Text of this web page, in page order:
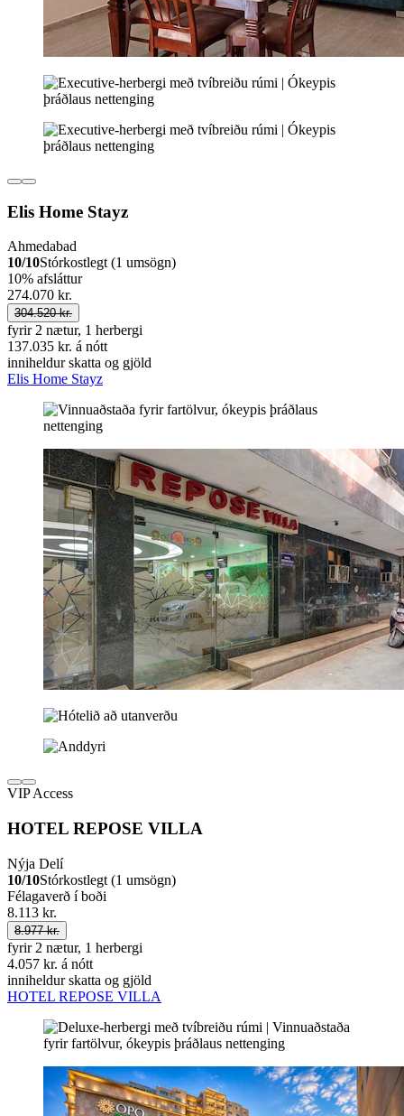
Elis Home Stayz
Ahmedabad
10/10Stórkostlegt (1 umsögn)
10% afsláttur
274.070 kr.
304.520 kr.
fyrir 2 nætur, 1 herbergi
137.035 kr. á nótt
inniheldur skatta og gjöld
Elis Home Stayz
VIP Access
HOTEL REPOSE VILLA
Nýja Delí
10/10Stórkostlegt (1 umsögn)
Félagaverð í boði
8.113 kr.
8.977 kr.
fyrir 2 nætur, 1 herbergi
4.057 kr. á nótt
inniheldur skatta og gjöld
HOTEL REPOSE VILLA